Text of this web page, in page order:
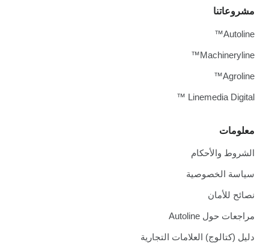
معلومات
الشروط والأحكام
سياسة الخصوصية
نصائح للأمان
مراجعات حول Autoline
دليل (كتالوج) العلامات التجارية
مشروعاتنا
Autoline™
Machineryline™
Agroline™
Linemedia Digital ™